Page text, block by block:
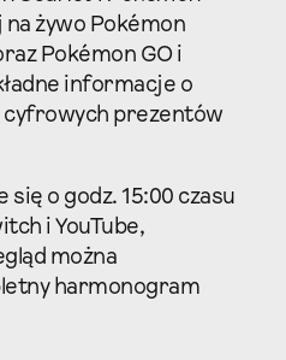
żywo Pokémon
Pokémon GO i
informacje o
cyfrowych prezentów
się o godz. 15:00 czasu
i YouTube,
można
harmonogram